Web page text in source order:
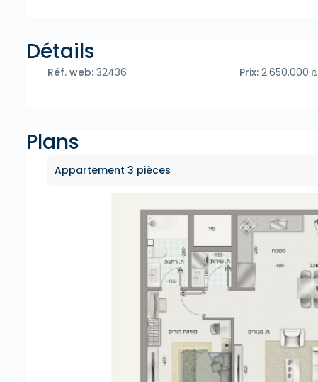
Détails
Réf. web: 32436 Prix:2.650.000 ₪
Plans
Appartement 3 pièces